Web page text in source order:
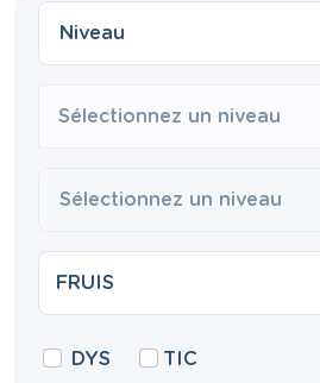
Sélectionnez un niveau
DYS TIC